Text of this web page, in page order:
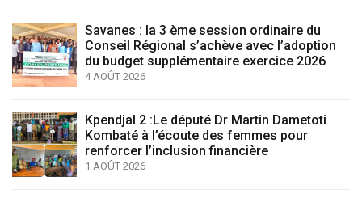
Savanes : la 3 ème session ordinaire du
Conseil Régional s’achève avec l’adoption
du budget supplémentaire exercice 2026
4 AOÛT 2026
Kpendjal 2 :Le député Dr Martin Dametoti
Kombaté à l’écoute des femmes pour
renforcer l’inclusion financière
1 AOÛT 2026